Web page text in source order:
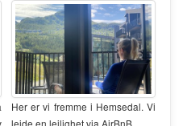
Her er vi fremme i Hemsedal. Vi